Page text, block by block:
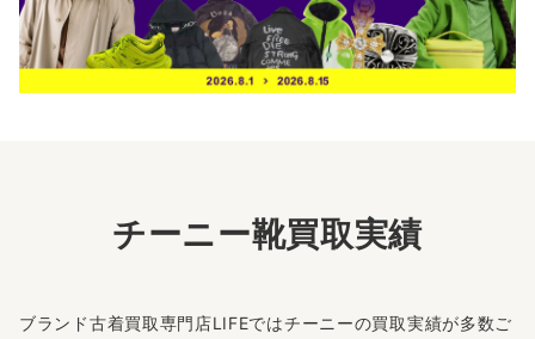
チーニー靴買取実績
ブランド古着買取専門店LIFEではチーニーの買取実績が多数ご